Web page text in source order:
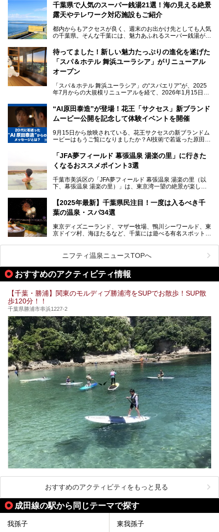
千葉県で人気のスーパー銭湯21選！海の見える絶景
露天やテレワーク対応施設もご紹介
都内からもアクセスが良く、週末のお出かけ先としても人気
の千葉県。そんな千葉には、魅力あふれるスーパー銭湯がた
「サウナでしっかりととのいたい」「海が見える絶景で非日
常を味わいたい」「子連れでも気兼ねなく1日過ごした
い」。
そんな多様なニーズに応える施設が揃っているため、その日
の目的に合った施設がきっと見つかるはずです。
さらに最近では、24時間営業で深夜まで滞在できる施設
や、テレワーク・コワーキングスペースを備えた仕事もでき
るスパも増えており、ただの入浴施設にとどまらない進化を
本記事では、人気スーパー銭湯から絶景施設、コワーキング
スペースや休憩スペースが充実した施設、子連れファミリー
向けの施設など、目的に合わせたおすすめの施設を紹介しま
す。
ださい。
待ってました！新しい魅力たっぷりの進化を遂げた
「スパ＆ホテル 舞浜ユーラシア」がリニューアル
オープン
「スパ＆ホテル 舞浜ユーラシア」の“スパエリア”が、2025
年7月からの大規模リニューアルを経て、2026年1月15日
新設エリアや生まれ変わった浴場・サウナの魅力を、人気キ
ャラクター「ユーラシわん」と一緒にご紹介します。必見の
───
提供元：SPA＆HOTEL舞浜ユーラシア【PR】
です。
“AI原田泰造”が登場！花王「サクセス」新ブランド
ムービー公開を記念して体験イベントを開催
9月15日から放映されている、花王サクセスの新ブランドム
ービーはもうご覧になりましたか？AI技術で若返った原田泰
伝えるムービーです。公開を記念して、スパメッツァおおた
か竜泉寺の湯にて体験イベントを開催。花王サクセスの製品
が無料で試せるチャンスです！
提供元：花王株式会社【PR】
この記事は花王株式会社商品のPRレポート記事です。
「JFA夢フィールド 幕張温泉 湯楽の里」に行きた
くなるおススメポイント3選
千葉市美浜区の「JFA夢フィールド 幕張温泉 湯楽の里（以
下、幕張温泉 湯楽の里）」は、東京湾一望の絶景が楽しめ
設備も天然温泉の露天風呂、サウナ、岩盤浴のほか、高濃度
炭酸泉、海の見えるお休み処や食事処、展望抜群の屋上ま
で、年代を問わずたっぷり楽しめます。
今回は人気のこの施設の中でも、特におススメしたい3つの
ポイントについて厳選してお届けします。読めばきっと、行
【2025年最新】千葉県民注目！一度は入るべき千
葉の温泉・スパ34選
東京ディズニーランド、マザー牧場、鴨川シーワールド、東
京ドイツ村、海ほたるなど、千葉には遊べる有名スポットが
県で生まれ、千葉県で育ち、つい最近まで千葉在住だった私
がお勧めする、一度は入るべき千葉の温泉・スパ34選をま
とめました。
ニフティ温泉ニュースTOPへ
おすすめのアクティビティ情報
【千葉・勝浦】関東のモルディブ勝浦湾をSUPでお散歩！SUP散
歩120分！！
千葉県勝浦市串浜1227-2
おすすめのアクティビティをもっと見る
成田線の駅から同じテーマで探す
我孫子 東我孫子